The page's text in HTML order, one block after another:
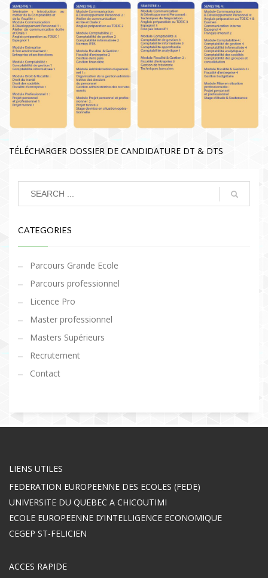
TÉLÉCHARGER DOSSIER DE CANDIDATURE DT & DTS
CATEGORIES
Parcours Grande Ecole
Parcours professionnel
Licence Pro
Master professionnel
Masters Supérieurs
Recrutement
Contact
LIENS UTILES
FEDERATION EUROPEENNE DES ECOLES (FEDE)
UNIVERSITE DU QUEBEC A CHICOUTIMI
ECOLE EUROPEENNE D’INTELLIGENCE ECONOMIQUE
CEGEP ST-FELICIEN
ACCES RAPIDE